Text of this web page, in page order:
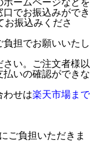
ームページなどを
でお振込みができ
お振込みくださ
担でお願いいたし
い。ご注文者様以
いの確認ができな
わせは楽天市場まで
ご負担いただきま